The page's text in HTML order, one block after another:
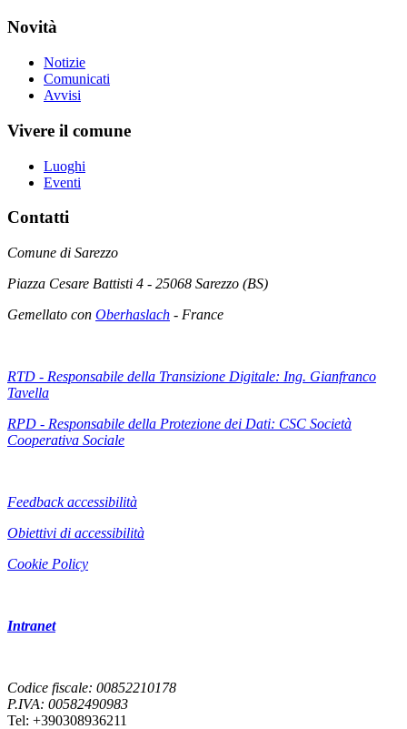
Novità
Notizie
Comunicati
Avvisi
Vivere il comune
Luoghi
Eventi
Contatti
Comune di Sarezzo
Piazza Cesare Battisti 4 - 25068 Sarezzo (BS)
Gemellato con Oberhaslach - France
RTD - Responsabile della Transizione Digitale: Ing. Gianfranco
Tavella
RPD - Responsabile della Protezione dei Dati: CSC Società
Cooperativa Sociale
Feedback accessibilità
Obiettivi di accessibilità
Cookie Policy
Intranet
Codice fiscale: 00852210178
P.IVA: 00582490983
Tel: +390308936211